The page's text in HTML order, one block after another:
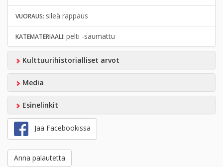
VUORAUS: sileä rappaus
KATEMATERIAALI: pelti -saumattu
Kulttuurihistorialliset arvot
Media
Esinelinkit
Jaa Facebookissa
Anna palautetta